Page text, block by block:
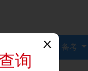
备考
询